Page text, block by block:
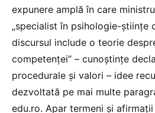
expunere amplă în care
„specialist în psihologie-științe
discursul include o teorie
competenței” – cunoștințe
procedurale și valori – idee
dezvoltată pe mai multe
edu.ro. Apar termeni și